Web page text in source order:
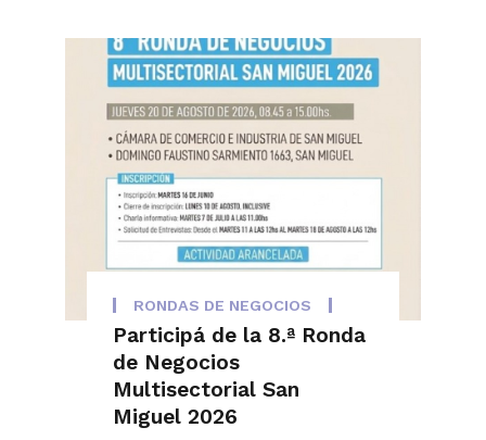
RONDAS DE NEGOCIOS
Participá de la 8.ª Ronda
de Negocios
Multisectorial San
Miguel 2026